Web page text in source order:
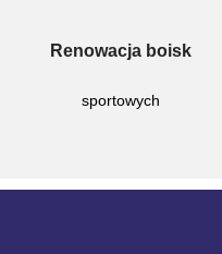
Renowacja boisk
sportowych